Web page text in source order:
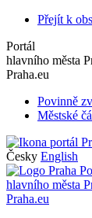
Přejít k
Portál
hlavního města
Praha.eu
Povinně
Městské
Česky English
hlavního města
Praha.eu